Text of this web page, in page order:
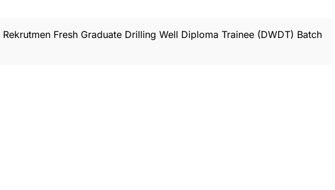
Rekrutmen Fresh Graduate Drilling Well Diploma Trainee (DWDT) Batch